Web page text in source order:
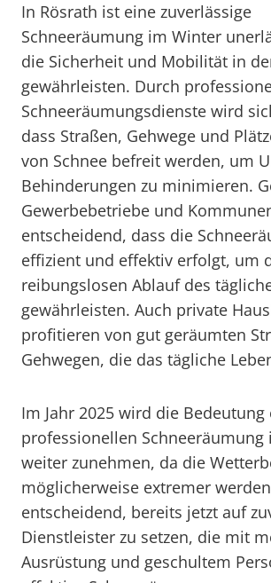
In Rösrath ist eine zuverlässige
Schneeräumung im Winter
die Sicherheit und Mobilität in
gewährleisten. Durch
Schneeräumungsdienste wird
dass Straßen, Gehwege und
von Schnee befreit werden, um
Behinderungen zu minimieren.
Gewerbebetriebe und
entscheidend, dass die
effizient und effektiv erfolgt, um
reibungslosen Ablauf des
gewährleisten. Auch private
profitieren von gut geräumten
Gehwegen, die das tägliche
Im Jahr 2025 wird die Bedeutung
professionellen Schneeräumung
weiter zunehmen, da die
möglicherweise extremer
entscheidend, bereits jetzt auf
Dienstleister zu setzen, die mit
Ausrüstung und geschultem